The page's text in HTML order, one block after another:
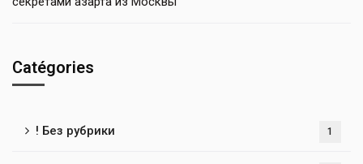
Catégories
! Без рубрики 1